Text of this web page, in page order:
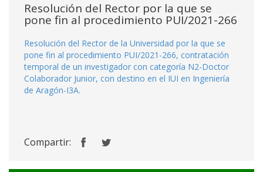
Resolución del Rector por la que se
pone fin al procedimiento PUI/2021-266
Resolución del Rector de la Universidad por la que se
pone fin al procedimiento PUI/2021-266, contratación
temporal de un investigador con categoría N2-Doctor
Colaborador Junior, con destino en el IUI en Ingeniería
de Aragón-I3A.
Compartir: